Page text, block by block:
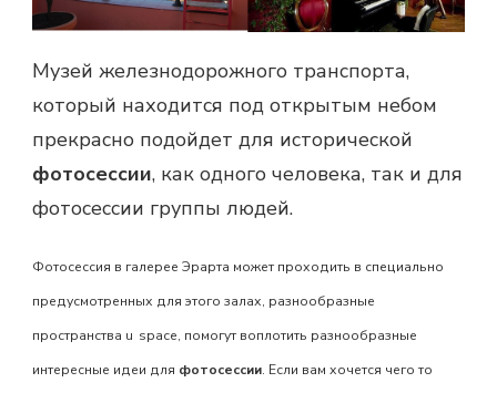
Музей железнодорожного транспорта,
который находится под открытым небом
прекрасно подойдет для исторической
фотосессии, как одного человека, так и для
фотосессии группы людей.
Фотосессия в галерее Эрарта может проходить в специально
предусмотренных для этого залах, разнообразные
пространства u space, помогут воплотить разнообразные
интересные идеи для фотосессии. Если вам хочется чего то